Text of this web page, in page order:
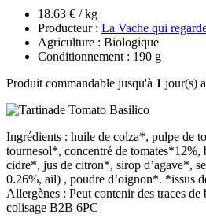
18.63 € / kg
Producteur : La Vache qui
Agriculture : Biologique
Conditionnement : 190 g
Produit commandable jusqu'à 1 jour(s)
Ingrédients : huile de colza*, pulpe de
tournesol*, concentré de
cidre*, jus de citron*, sirop d’agave*,
0.26%, ail) , poudre d’oignon*. *issus
Allergènes : Peut contenir des traces de
colisage B2B 6PC